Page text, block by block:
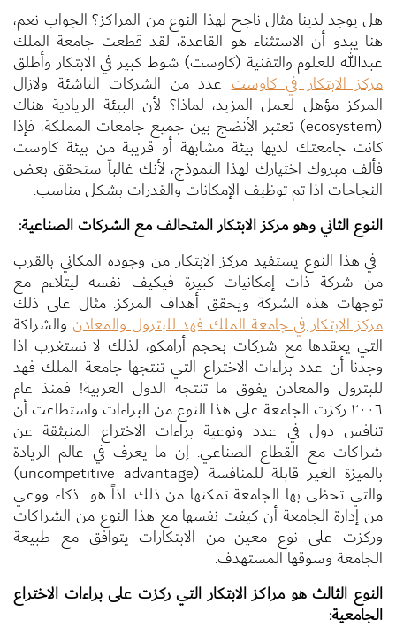
هل يوجد لدينا مثال ناجح لهذا النوع من المراكز؟ الجواب نعم،
هنا يبدو أن الاستثناء هو القاعدة، لقد قطعت جامعة الملك
عبدالله للعلوم والتقنية (كاوست) شوط كبير في الابتكار وأطلق
مركز الابتكار في كاوستعدد من الشركات الناشئة ولازال
المركز مؤهل لعمل المزيد، لماذا؟ لأن البيئة الريادية هناك
(ecosystem) تعتبر الأنضج بين جميع جامعات المملكة، فإذا
كانت جامعتك لديها بيئة مشابهة أو قريبة من بيئة كاوست
فألف مبروك اختيارك لهذا النموذج، لأنك غالباً ستحقق بعض
النجاحات اذا تم توظيف الإمكانات والقدرات بشكل مناسب.
النوع الثاني وهو مركز الابتكار المتحالف مع الشركات الصناعية:
في هذا النوع يستفيد مركز الابتكار من وجوده المكاني بالقرب
من شركة ذات إمكانيات كبيرة فيكيف نفسه ليتلاءم مع
توجهات هذه الشركة ويحقق أهداف المركز. مثال على ذلك
مركز الابتكار في جامعة الملك فهد للبترول والمعادن والشراكة
التي يعقدها مع شركات بحجم أرامكو، لذلك لا نستغرب اذا
وجدنا أن عدد براءات الاختراع التي تنتجها جامعة الملك فهد
للبترول والمعادن يفوق ما تنتجه الدول العربية! فمنذ عام
٢٠٠٦ ركزت الجامعة على هذا النوع من البراءات واستطاعت أن
تنافس دول في عدد ونوعية براءات الاختراع المنبثقة عن
شراكات مع القطاع الصناعي. إن ما يعرف في عالم الريادة
بالميزة الغير قابلة للمنافسة (uncompetitive advantage)
والتي تحظى بها الجامعة تمكنها من ذلك. اذاً هو ذكاء ووعي
من إدارة الجامعة أن كيفت نفسها مع هذا النوع من الشراكات
وركزت على نوع معين من الابتكارات يتوافق مع طبيعة
الجامعة وسوقها المستهدف.
النوع الثالث هو مراكز الابتكار التي ركزت على براءات الاختراع
الجامعية: